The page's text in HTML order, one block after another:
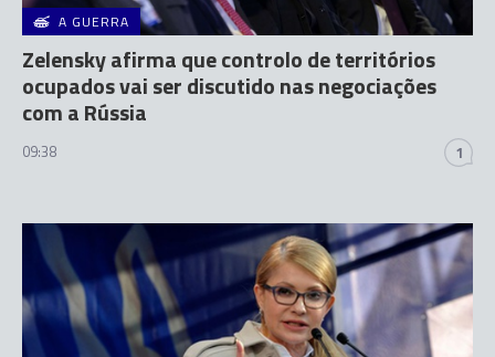
A GUERRA
Zelensky afirma que controlo de territórios
ocupados vai ser discutido nas negociações
com a Rússia
09:38 1